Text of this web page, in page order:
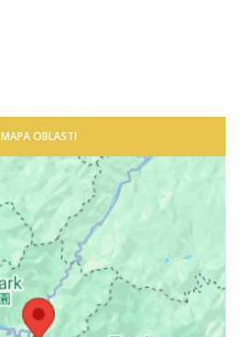
MAPA OBLASTI